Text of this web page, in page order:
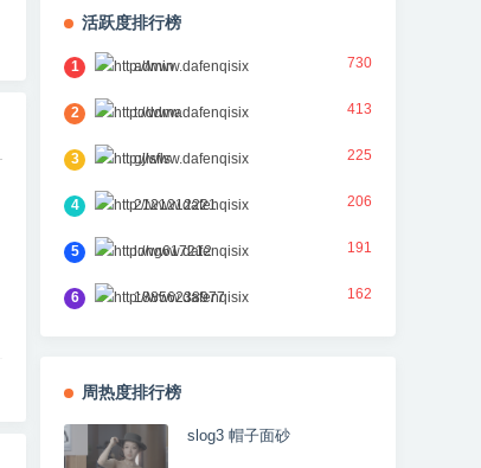
活跃度排行榜
1 admin 730
2 toddma 413
3 gjlsfls 225
4 2121212221 206
5 long617212 191
6 18856238977 162
周热度排行榜
slog3 帽子面砂